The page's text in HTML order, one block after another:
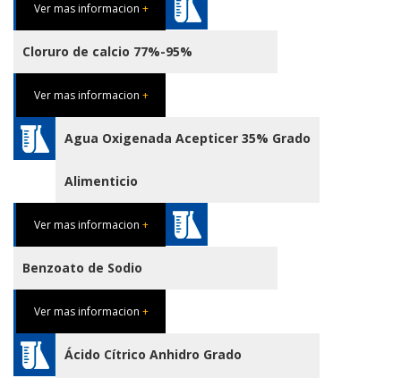
Ver mas informacion +
Cloruro de calcio 77%-95%
Ver mas informacion +
Agua Oxigenada Acepticer 35% Grado
Alimenticio
Ver mas informacion +
Benzoato de Sodio
Ver mas informacion +
Ácido Cítrico Anhidro Grado